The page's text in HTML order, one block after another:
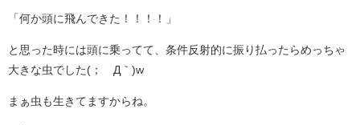
「何か頭に飛んできた！！！！」
と思った時には頭に乗ってて、条件反射的に振り払ったらめっちゃ
大きな虫でした(；´Д｀)w
まぁ虫も生きてますからね。